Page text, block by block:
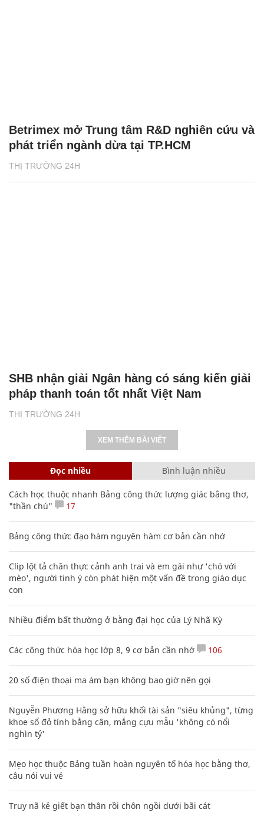
THỊ TRƯỜNG 24H
Betrimex mở Trung tâm R&D nghiên cứu và
phát triển ngành dừa tại TP.HCM
THỊ TRƯỜNG 24H
SHB nhận giải Ngân hàng có sáng kiến giải
pháp thanh toán tốt nhất Việt Nam
XEM THÊM BÀI VIẾT
Đọc nhiều Bình luận nhiều
Cách học thuộc nhanh Bảng công thức lượng giác bằng thơ,
"thần chú"
17
Bảng công thức đạo hàm nguyên hàm cơ bản cần nhớ
Clip lột tả chân thực cảnh anh trai và em gái như 'chó với
mèo', người tinh ý còn phát hiện một vấn đề trong giáo dục
con
Nhiều điểm bất thường ở bằng đại học của Lý Nhã Kỳ
Các công thức hóa học lớp 8, 9 cơ bản cần nhớ 106
20 số điện thoại ma ám bạn không bao giờ nên gọi
Nguyễn Phương Hằng sở hữu khối tài sản "siêu khủng", từng
khoe sổ đỏ tính bằng cân, mắng cựu mẫu 'không có nổi
nghìn tỷ'
Mẹo học thuộc Bảng tuần hoàn nguyên tố hóa học bằng thơ,
câu nói vui vẻ
Truy nã kẻ giết bạn thân rồi chôn ngồi dưới bãi cát